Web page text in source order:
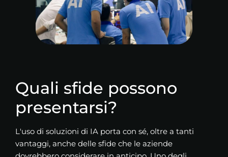
Quali sfide possono
presentarsi?
L'uso di soluzioni di IA porta con sé, oltre a tanti
vantaggi, anche delle sfide che le aziende